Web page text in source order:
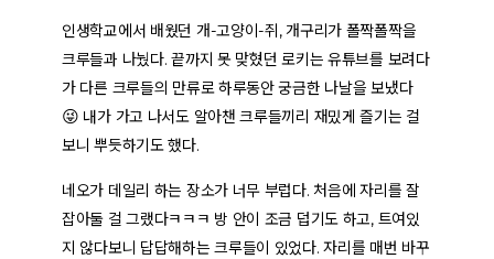
인생학교에서 배웠던 개-고양이-쥐, 개구리가 폴짝폴짝을
크루들과 나눴다. 끝까지 못 맞혔던 로키는 유튜브를 보려다
가 다른 크루들의 만류로 하루동안 궁금한 나날을 보냈다
😜 내가 가고 나서도 알아챈 크루들끼리 재밌게 즐기는 걸
보니 뿌듯하기도 했다.
네오가 데일리 하는 장소가 너무 부럽다. 처음에 자리를 잘
잡아둘 걸 그랬다ㅋㅋㅋ 방 안이 조금 덥기도 하고, 트여있
지 않다보니 답답해하는 크루들이 있었다. 자리를 매번 바꾸